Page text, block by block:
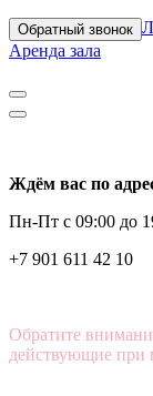
Обратный звонок
Аренда зала
Ждём вас по
Пн-Пт с 09:00 до
+7 901 611 42 10
Обратите
действующие при